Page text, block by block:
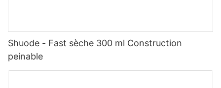
Shuode - Fast sèche 300 ml Construction
peinable